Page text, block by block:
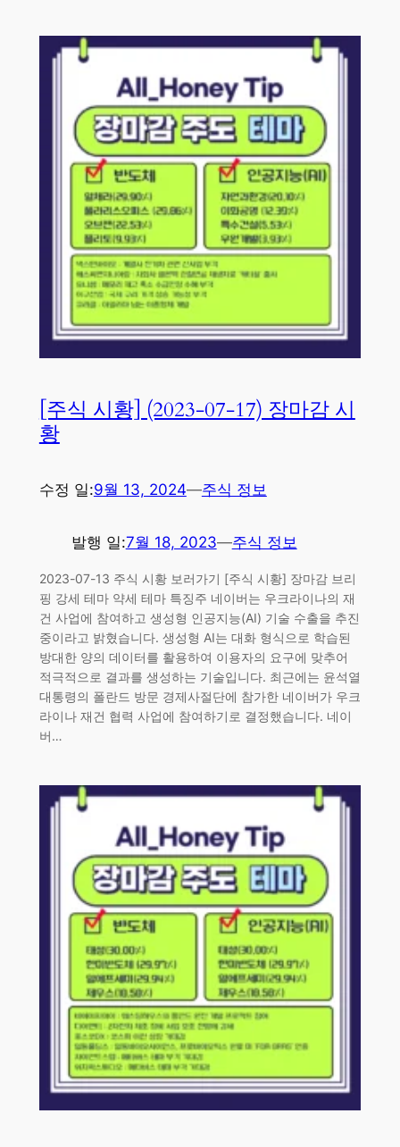
[주식 시황] (2023-07-17) 장마감 시
황
수정 일:9월 13, 2024—주식 정보
발행 일:7월 18, 2023—주식 정보
2023-07-13 주식 시황 보러가기 [주식 시황] 장마감 브리
핑 강세 테마 약세 테마 특징주 네이버는 우크라이나의 재
건 사업에 참여하고 생성형 인공지능(AI) 기술 수출을 추진
중이라고 밝혔습니다. 생성형 AI는 대화 형식으로 학습된
방대한 양의 데이터를 활용하여 이용자의 요구에 맞추어
적극적으로 결과를 생성하는 기술입니다. 최근에는 윤석열
대통령의 폴란드 방문 경제사절단에 참가한 네이버가 우크
라이나 재건 협력 사업에 참여하기로 결정했습니다. 네이
버…